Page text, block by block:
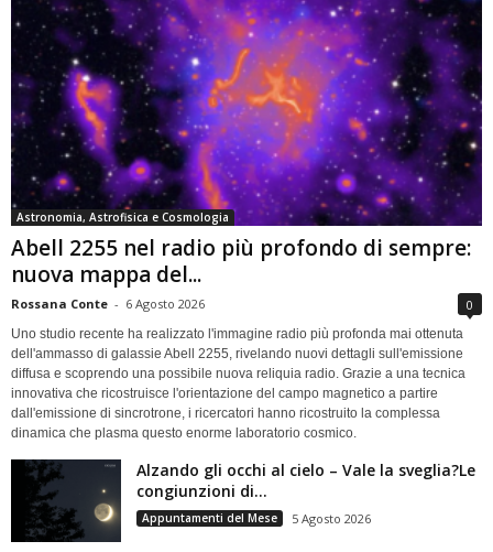
Astronomia, Astrofisica e Cosmologia
Abell 2255 nel radio più profondo di sempre:
nuova mappa del...
Rossana Conte - 6 Agosto 2026 0
Uno studio recente ha realizzato l'immagine radio più profonda mai ottenuta
dell'ammasso di galassie Abell 2255, rivelando nuovi dettagli sull'emissione
diffusa e scoprendo una possibile nuova reliquia radio. Grazie a una tecnica
innovativa che ricostruisce l'orientazione del campo magnetico a partire
dall'emissione di sincrotrone, i ricercatori hanno ricostruito la complessa
dinamica che plasma questo enorme laboratorio cosmico.
Alzando gli occhi al cielo – Vale la sveglia?Le
congiunzioni di...
Appuntamenti del Mese 5 Agosto 2026